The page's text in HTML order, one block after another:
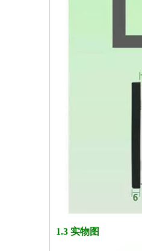
1.3 实物图